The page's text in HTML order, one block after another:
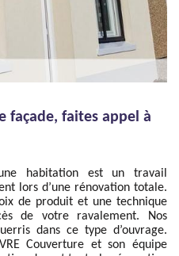
façade, faites appel à
habitation est un travail
lors d’une rénovation totale.
de produit et une technique
de votre ravalement. Nos
dans ce type d’ouvrage.
Couverture et son équipe